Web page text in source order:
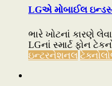
LGએ મોબાઈલ
ભારે ખોટનાં કારણે
LGનાં સ્માર્ટ ફોન
ઇન્ટરનેશનલ